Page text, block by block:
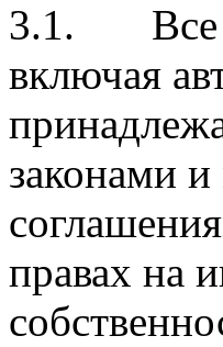
3.1. Все
включая
законами
правах на